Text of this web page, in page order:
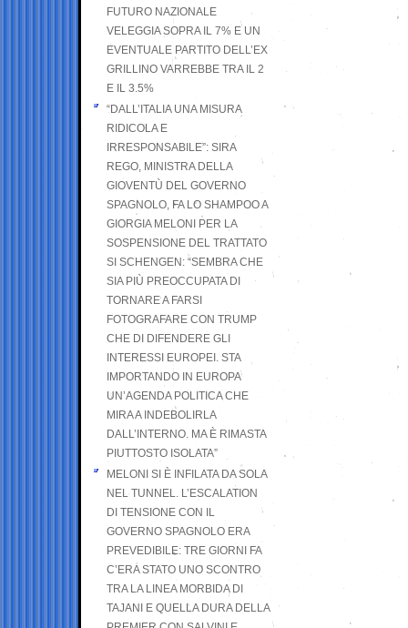
FUTURO NAZIONALE
VELEGGIA SOPRA IL 7% E UN
EVENTUALE PARTITO DELL’EX
GRILLINO VARREBBE TRA IL 2
E IL 3.5%
“DALL’ITALIA UNA MISURA
RIDICOLA E
IRRESPONSABILE”: SIRA
REGO, MINISTRA DELLA
GIOVENTÙ DEL GOVERNO
SPAGNOLO, FA LO SHAMPOO A
GIORGIA MELONI PER LA
SOSPENSIONE DEL TRATTATO
SI SCHENGEN: “SEMBRA CHE
SIA PIÙ PREOCCUPATA DI
TORNARE A FARSI
FOTOGRAFARE CON TRUMP
CHE DI DIFENDERE GLI
INTERESSI EUROPEI. STA
IMPORTANDO IN EUROPA
UN’AGENDA POLITICA CHE
MIRA A INDEBOLIRLA
DALL’INTERNO. MA È RIMASTA
PIUTTOSTO ISOLATA”
MELONI SI È INFILATA DA SOLA
NEL TUNNEL. L’ESCALATION
DI TENSIONE CON IL
GOVERNO SPAGNOLO ERA
PREVEDIBILE: TRE GIORNI FA
C’ERA STATO UNO SCONTRO
TRA LA LINEA MORBIDA DI
TAJANI E QUELLA DURA DELLA